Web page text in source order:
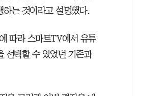
하는 것이라고 설명했다.
따라 스마트TV에서 유튜
선택할 수 있었던 기존과